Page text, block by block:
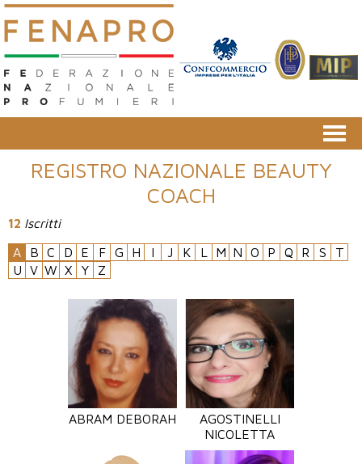
REGISTRO NAZIONALE BEAUTY
COACH
12 Iscritti
A
B C D E F G H I J K L M N O P Q R S
T
U
V W X Y Z
ABRAM DEBORAH
AGOSTINELLI
NICOLETTA